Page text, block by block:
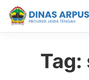
Tag: